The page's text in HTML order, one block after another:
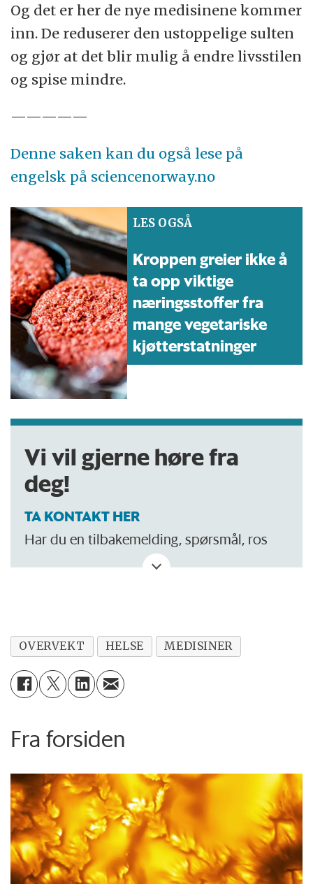
Og det er her de nye medisinene kommer
inn. De reduserer den ustoppelige sulten
og gjør at det blir mulig å endre livsstilen
og spise mindre.
—————
Denne saken kan du også lese på
engelsk på sciencenorway.no
LES OGSÅ
Kroppen greier ikke å
ta opp viktige
næringsstoffer fra
mange vegetariske
kjøtterstatninger
Vi vil gjerne høre fra
deg!
TA KONTAKT HER
Har du en tilbakemelding, spørsmål, ros
eller kritikk? Eller tips om noe vi bør skrive
OVERVEKT HELSE MEDISINER
Fra forsiden